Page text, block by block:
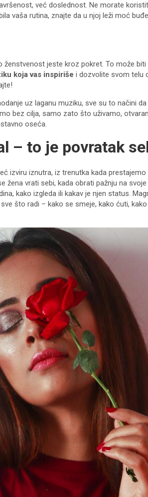
već doslednost. Ne morate
vaša rutina, znajte da u njoj leži moć
jeste kroz pokret. To može biti
koja vas inspiriše i dozvolite svom telu
uz laganu muziku, sve su to načini
bez cilja, samo zato što uživamo,
oseća.
– to je povratak
izviru iznutra, iz trenutka kada
žena vrati sebi, kada obrati pažnju na
kako izgleda ili kakav je njen status.
što radi – kako se smeje, kako ćuti,